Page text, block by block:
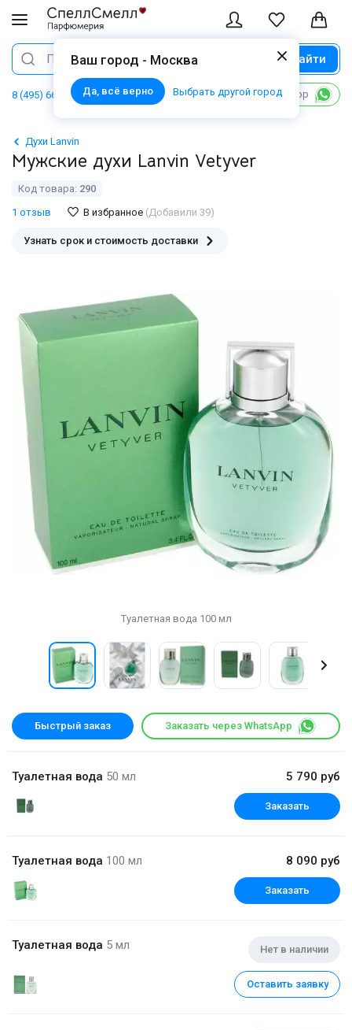
Ваш город - Москва
Да, всё верно Выбрать другой город
Поиск Найти
8 (495) 668 06 02 Написать в WhatsApp
Духи Lanvin
Мужские духи Lanvin Vetyver
Код товара: 290
1 отзыв
В избранное (Добавили 39)
Узнать срок и стоимость доставки
Туалетная вода 100 мл
Быстрый заказ Заказать через WhatsApp
Туалетная вода 50 мл 5 790 руб
Заказать
Туалетная вода 100 мл 8 090 руб
Заказать
Туалетная вода 5 мл Нет в наличии
Оставить заявку